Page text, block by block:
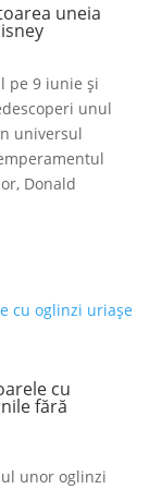
uneia
pe 9 iunie și
unul
universul
Donald
cu
fără
unor oglinzi